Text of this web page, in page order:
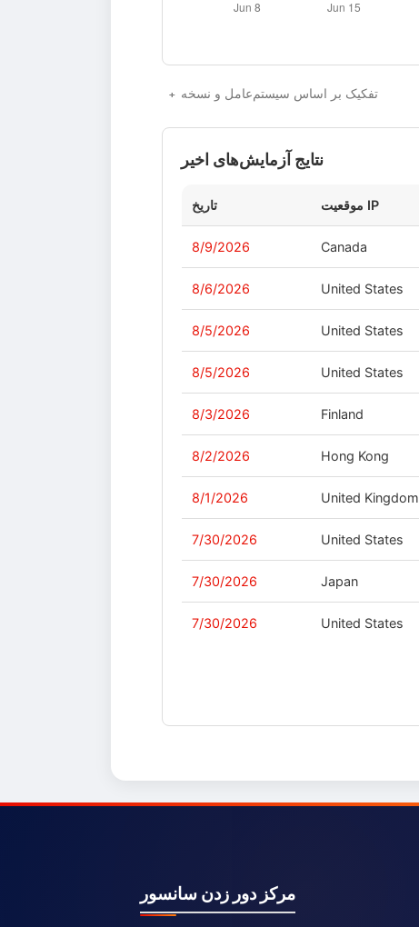
تفکیک بر اساس سیستم‌عامل و نسخه
نتایج آزمایش‌های اخیر
تاریخ موقعیت IP
8/9/2026 Canada
8/6/2026 United States
8/5/2026 United States
8/5/2026 United States
8/3/2026 Finland
8/2/2026 Hong Kong
8/1/2026 United Kingdom
7/30/2026 United States
7/30/2026 Japan
7/30/2026 United States
مرکز دور زدن سانسور